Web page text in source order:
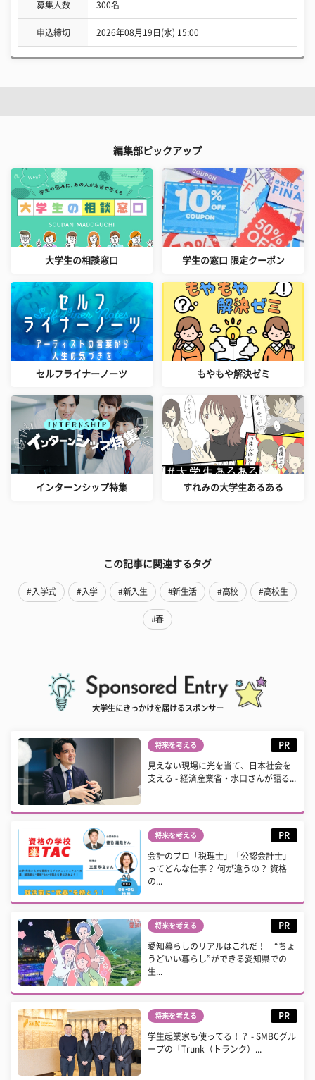
募集人数 300名
申込締切 2026年08月19日(水) 15:00
編集部ピックアップ
大学生の相談窓口 学生の窓口 限定クーポン
セルフライナーノーツ もやもや解決ゼミ
インターンシップ特集 すれみの大学生あるある
この記事に関連するタグ
#入学式 #入学 #新入生 #新生活 #高校 #高校生
#春
大学生にきっかけを届けるスポンサー
将来を考える PR
見えない現場に光を当て、日本社会を
支える - 経済産業省・水口さんが語る...
将来を考える PR
会計のプロ「税理士」「公認会計士」
ってどんな仕事？ 何が違うの？ 資格
の...
将来を考える PR
愛知暮らしのリアルはこれだ！ “ちょ
うどいい暮らし”ができる愛知県での
生...
将来を考える PR
学生起業家も使ってる！？ - SMBCグル
ープの「Trunk（トランク）...